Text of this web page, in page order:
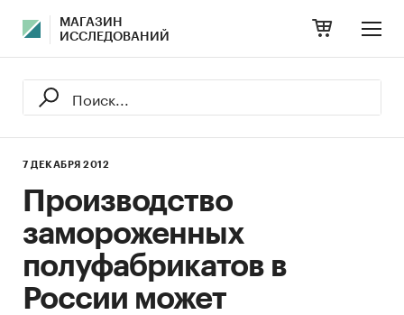
МАГАЗИН
ИССЛЕДОВАНИЙ
7 ДЕКАБРЯ 2012
Производство
замороженных
полуфабрикатов в
России может